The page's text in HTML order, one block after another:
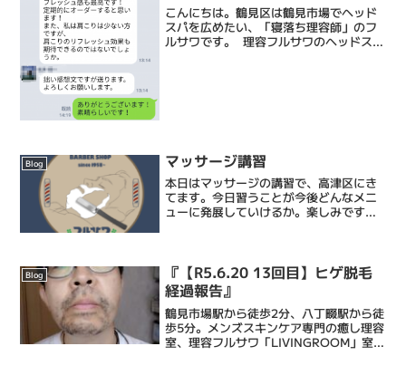
こんにちは。鶴見区は鶴見市場でヘッド
スパを広めたい、「寝落ち理容師」のフ
ルサワです。 理容フルサワのヘッドスパ
Blog マッサージ講習
本日はマッサージの講習で、高津区にき
てます。今日習うことが今後どんなメニ
ューに発展していけるか。楽しみです。
Blog
『【R5.6.20 13回目】ヒゲ脱毛
経過報告』
鶴見市場駅から徒歩2分、八丁畷駅から徒
歩5分。メンズスキンケア専門の癒し理容
室、理容フルサワ「LIVINGROOM」室長